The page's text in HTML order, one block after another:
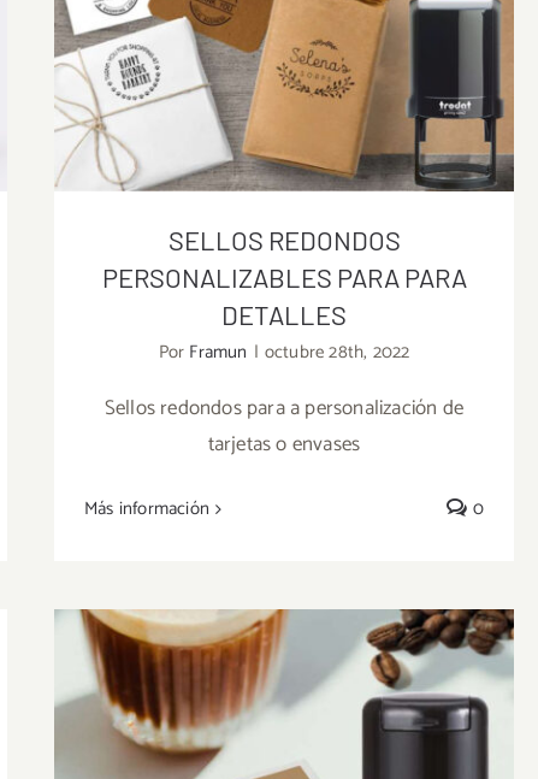
SELLOS REDONDOS PERSONALIZABLES
PARA PARA DETALLES
SELLOS REDONDOS
PERSONALIZABLES PARA PARA
DETALLES
Por Framun | octubre 28th, 2022
Sellos redondos para a personalización de
tarjetas o envases
Más información 0